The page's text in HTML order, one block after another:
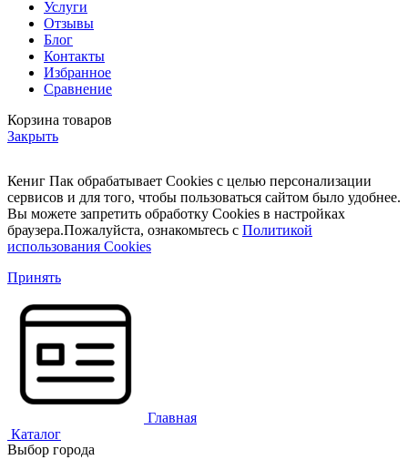
Услуги
Отзывы
Блог
Контакты
Избранное
Сравнение
Корзина товаров
Закрыть
Кениг Пак обрабатывает Cookies с целью персонализации
сервисов и для того, чтобы пользоваться сайтом было удобнее.
Вы можете запретить обработку Cookies в настройках
браузера.Пожалуйста, ознакомьтесь с Политикой
использования Cookies
Принять
Главная
Каталог
Выбор города